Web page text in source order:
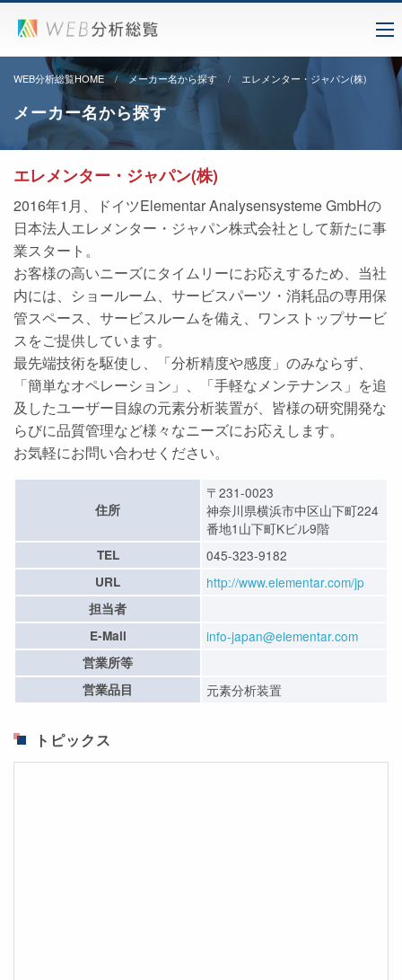
WEB分析総覧HOME メーカー名から探す エレメンター・ジャパン(株)
メーカー名から探す
エレメンター・ジャパン(株)
2016年1月、ドイツElementar Analysensysteme GmbHの
日本法人エレメンター・ジャパン株式会社として新たに事
業スタート。
お客様の高いニーズにタイムリーにお応えするため、当社
内には、ショールーム、サービスパーツ・消耗品の専用保
管スペース、サービスルームを備え、ワンストップサービ
スをご提供しています。
最先端技術を駆使し、「分析精度や感度」のみならず、
「簡単なオペレーション」、「手軽なメンテナンス」を追
及したユーザー目線の元素分析装置が、皆様の研究開発な
らびに品質管理など様々なニーズにお応えします。
お気軽にお問い合わせください。
住所
〒231-0023
神奈川県横浜市中区山下町224
番地1山下町Kビル9階
TEL 045-323-9182
URL http://www.elementar.com/jp
担当者
E-Mail
info-japan@elementar.com
営業所等
営業品目
元素分析装置
トピックス